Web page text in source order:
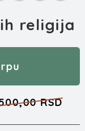
religija
RSD